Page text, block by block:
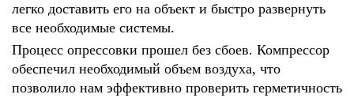
легко доставить его на объект и быстро развернуть
все необходимые системы.
Процесс опрессовки прошел без сбоев. Компрессор
обеспечил необходимый объем воздуха, что
позволило нам эффективно проверить герметичность